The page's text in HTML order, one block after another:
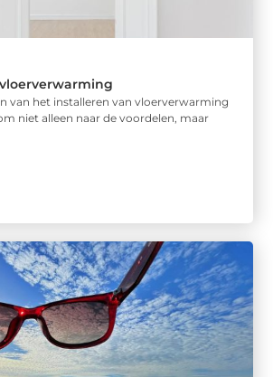
van het installeren van vloerverwarming
niet alleen naar de voordelen, maar